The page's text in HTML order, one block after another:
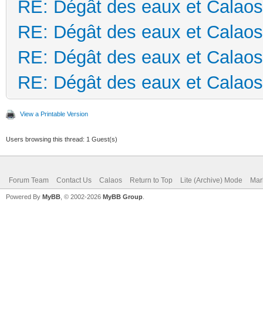
RE: Dégât des eaux et Calaos
RE: Dégât des eaux et Calaos
RE: Dégât des eaux et Calaos
RE: Dégât des eaux et Calaos
View a Printable Version
Users browsing this thread: 1 Guest(s)
Forum Team Contact Us Calaos Return to Top Lite (Archive) Mode
Powered By MyBB , © 2002-2026 MyBB Group